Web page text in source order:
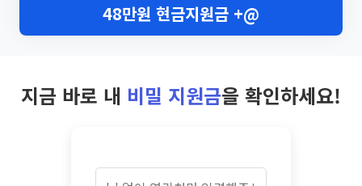
48만원 현금지원금 +@
지금 바로 내 비밀 지원금을 확인하세요!